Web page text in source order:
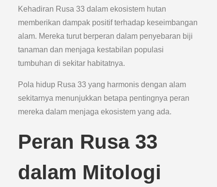
Kehadiran Rusa 33 dalam ekosistem hutan
memberikan dampak positif terhadap keseimbangan
alam. Mereka turut berperan dalam penyebaran biji
tanaman dan menjaga kestabilan populasi
tumbuhan di sekitar habitatnya.
Pola hidup Rusa 33 yang harmonis dengan alam
sekitarnya menunjukkan betapa pentingnya peran
mereka dalam menjaga ekosistem yang ada.
Peran Rusa 33
dalam Mitologi